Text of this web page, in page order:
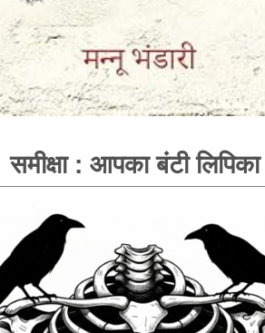
समीक्षा : आपका बंटी लिपिका